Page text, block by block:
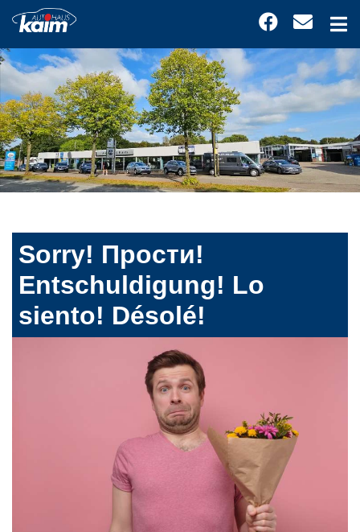
Sorry! Прости!
Entschuldigung! Lo
siento! Désolé!